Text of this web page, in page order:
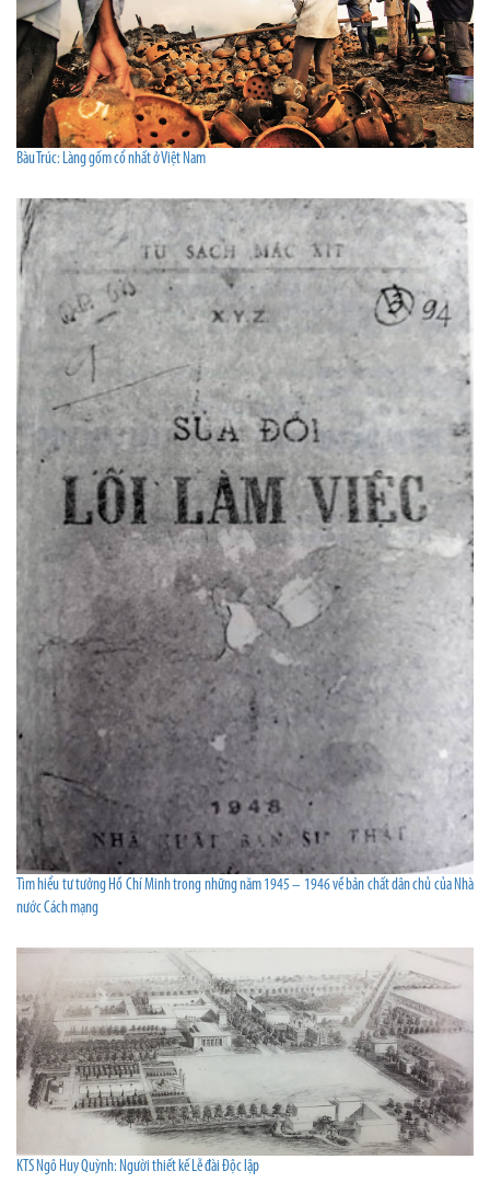
Bàu Trúc: Làng gốm cổ nhất ở Việt Nam
Tìm hiểu tư tưởng Hồ Chí Minh trong những năm 1945 – 1946 về bản chất dân chủ của Nhà
nước Cách mạng
KTS Ngô Huy Quỳnh: Người thiết kế Lễ đài Độc lập